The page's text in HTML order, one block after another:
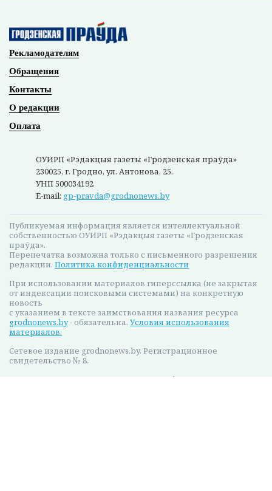
Рекламодателям
Обращения
Контакты
О редакции
Оплата
ОУИРП «Рэдакцыя газеты «Гродзенская праўда»
230025, г. Гродно, ул. Антонова, 25.
УНП 500034192
E-mail: gp-pravda@grodnonews.by
Публикуемая информация является интеллектуальной
собственностью ОУИРП «Рэдакцыя газеты «Гродзенская
праўда».
Перепечатка возможна только с письменного разрешения
редакции. Политика конфиденциальности
При использовании материалов гиперссылка (не закрытая
от индексации поисковыми системами) на конкретную
новость
с указанием в тексте заимствования названия ресурса
grodnonews.by- обязательна. Условия использования
материалов.
Сетевое издание grodnonews.by. Регистрационное
свидетельство № 8.
Выдано 19.07.2023 г. Министерством информации